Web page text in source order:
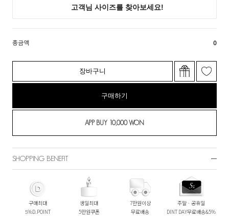
총금액 0
장바구니
구매하기
SHOPPING BENEFIT
구매최대
5%D.POINT
생일최대
5만원쿠폰
7만원이상
무료배송
주말ㆍ공휴일
DINT DAY무료배송&5%